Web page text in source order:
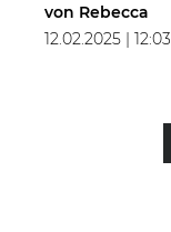
von Rebecca
12.02.2025 | 12:03